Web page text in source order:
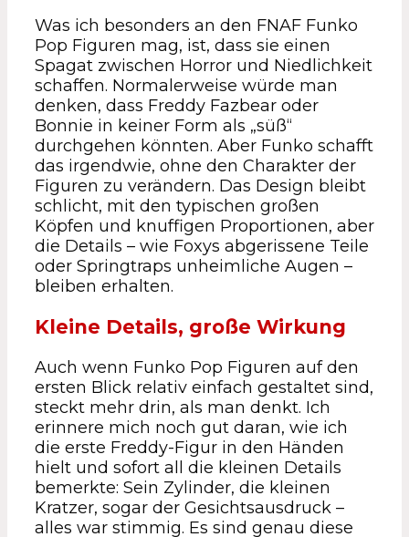
Was ich besonders an den FNAF Funko
Pop Figuren mag, ist, dass sie einen
Spagat zwischen Horror und Niedlichkeit
schaffen. Normalerweise würde man
denken, dass Freddy Fazbear oder
Bonnie in keiner Form als „süß“
durchgehen könnten. Aber Funko schafft
das irgendwie, ohne den Charakter der
Figuren zu verändern. Das Design bleibt
schlicht, mit den typischen großen
Köpfen und knuffigen Proportionen, aber
die Details – wie Foxys abgerissene Teile
oder Springtraps unheimliche Augen –
bleiben erhalten.
Kleine Details, große Wirkung
Auch wenn Funko Pop Figuren auf den
ersten Blick relativ einfach gestaltet sind,
steckt mehr drin, als man denkt. Ich
erinnere mich noch gut daran, wie ich
die erste Freddy-Figur in den Händen
hielt und sofort all die kleinen Details
bemerkte: Sein Zylinder, die kleinen
Kratzer, sogar der Gesichtsausdruck –
alles war stimmig. Es sind genau diese